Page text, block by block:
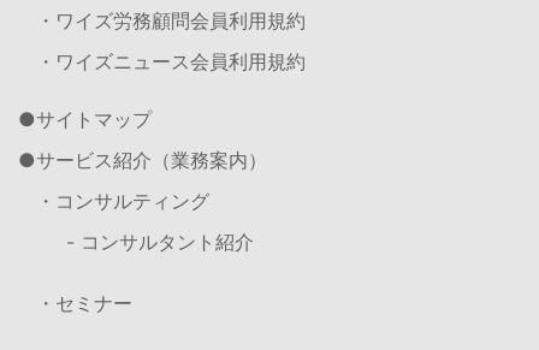
・ワイズ労務顧問会員利用規約
・ワイズニュース会員利用規約
サイトマップ
サービス紹介（業務案内）
・コンサルティング
- コンサルタント紹介
・セミナー